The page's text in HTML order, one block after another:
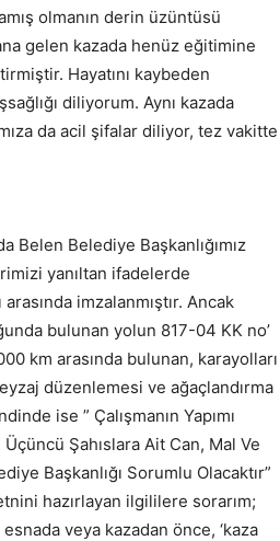
olmanın derin üzüntüsü
gelen kazada henüz eğitimine
Hayatını kaybeden
diliyorum. Aynı kazada
da acil şifalar diliyor, tez vakitte
Belen Belediye Başkanlığımız
yanıltan ifadelerde
imzalanmıştır. Ancak
bulunan yolun 817-04 KK no’
km arasında bulunan, karayolları
düzenlemesi ve ağaçlandırma
ise ” Çalışmanın Yapımı
Şahıslara Ait Can, Mal Ve
Başkanlığı Sorumlu Olacaktır”
hazırlayan ilgililere sorarım;
veya kazadan önce, ‘kaza